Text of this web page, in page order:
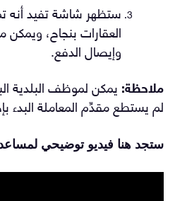
ستظهر شاشة تفيد أنه
العقارات بنجاح، ويمكن
وإيصال الدفع.
ملاحظة: يمكن لموظف البلدية
لم يستطع مقدِّم المعاملة البدء
ستجد هنا فيديو توضيحي